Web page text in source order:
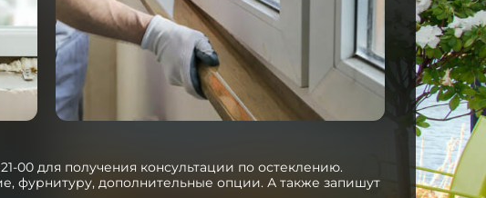
00 для получения консультации по остеклению.
фурнитуру, дополнительные опции. А также запишут